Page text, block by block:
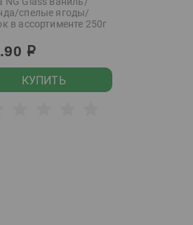
спелые ягоды/
в ассортименте 250г
р
КУПИТЬ